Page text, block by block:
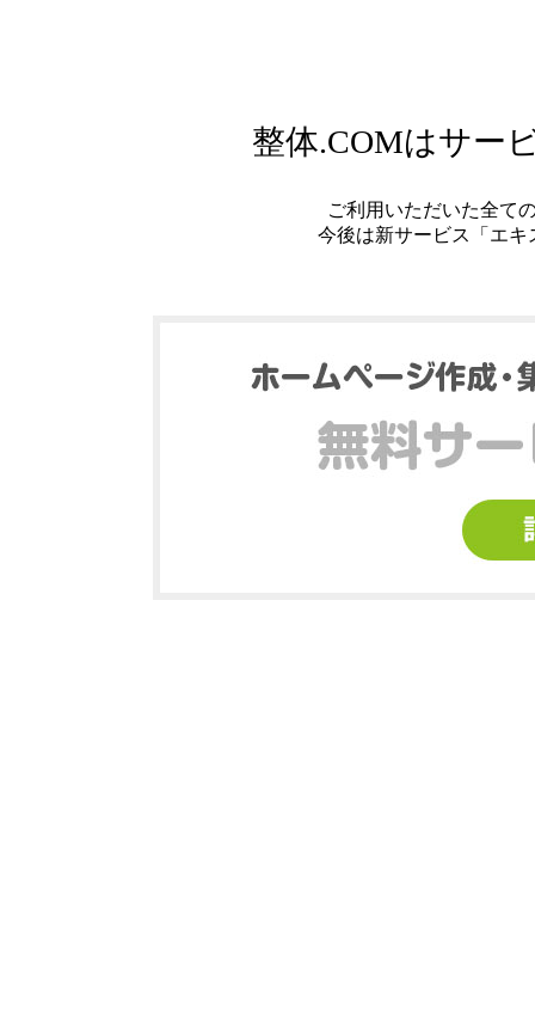
整体.COMはサー
ご利用いただいた全て
今後は新サービス「エ